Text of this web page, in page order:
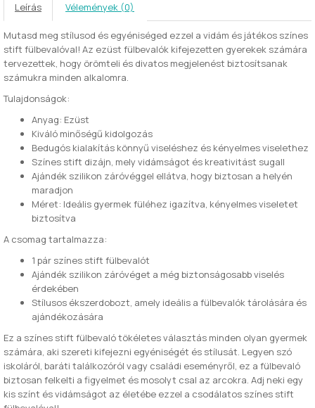
Leírás Vélemények (0)
Mutasd meg stílusod és egyéniséged ezzel a vidám és játékos színes
stift fülbevalóval! Az ezüst fülbevalók kifejezetten gyerekek számára
tervezettek, hogy örömteli és divatos megjelenést biztosítsanak
számukra minden alkalomra.
Tulajdonságok:
Anyag: Ezüst
Kiváló minőségű kidolgozás
Bedugós kialakítás könnyű viseléshez és kényelmes viselethez
Színes stift dizájn, mely vidámságot és kreativitást sugall
Ajándék szilikon záróvéggel ellátva, hogy biztosan a helyén
maradjon
Méret: Ideális gyermek füléhez igazítva, kényelmes viseletet
biztosítva
A csomag tartalmazza:
1 pár színes stift fülbevalót
Ajándék szilikon záróvéget a még biztonságosabb viselés
érdekében
Stílusos ékszerdobozt, amely ideális a fülbevalók tárolására és
ajándékozására
Ez a színes stift fülbevaló tökéletes választás minden olyan gyermek
számára, aki szereti kifejezni egyéniségét és stílusát. Legyen szó
iskoláról, baráti találkozóról vagy családi eseményről, ez a fülbevaló
biztosan felkelti a figyelmet és mosolyt csal az arcokra. Adj neki egy
kis színt és vidámságot az életébe ezzel a csodálatos színes stift